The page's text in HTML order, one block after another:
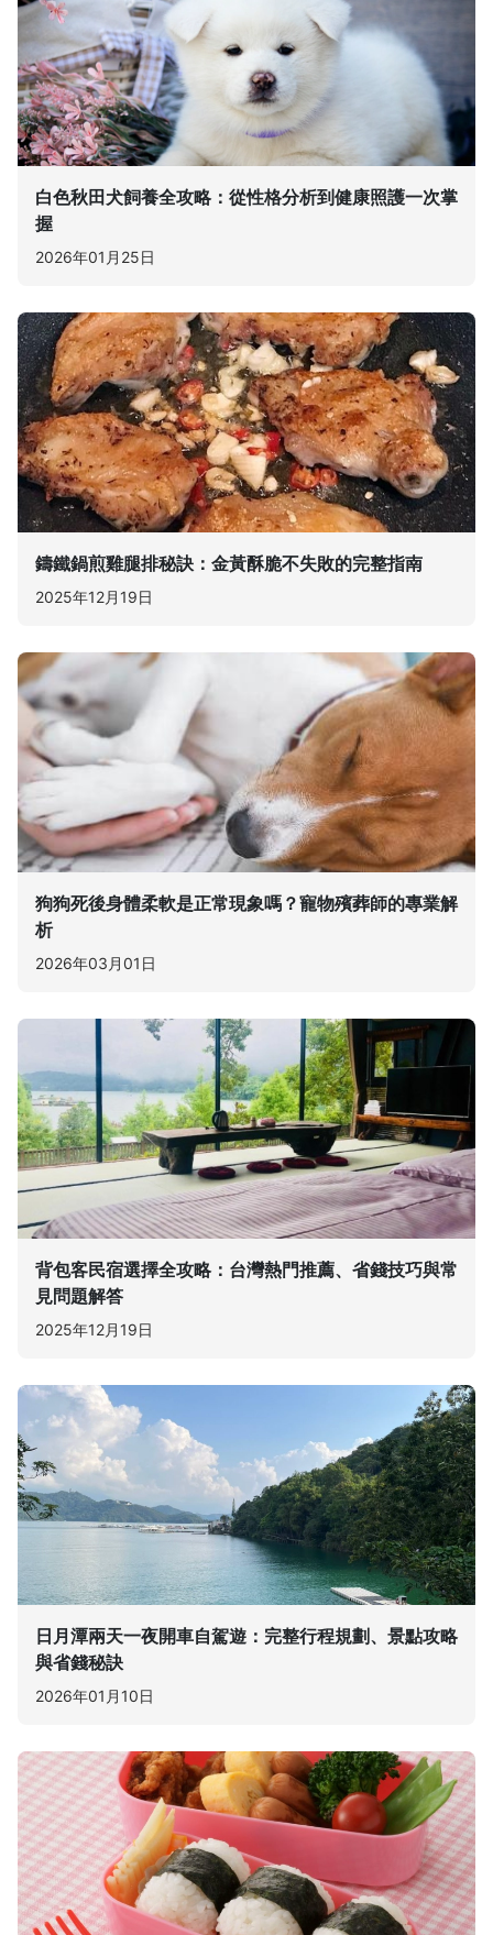
白色秋田犬飼養全攻略：從性格分析到健康照護一次掌
握
2026年01月25日
鑄鐵鍋煎雞腿排秘訣：金黃酥脆不失敗的完整指南
2025年12月19日
狗狗死後身體柔軟是正常現象嗎？寵物殯葬師的專業解
析
2026年03月01日
背包客民宿選擇全攻略：台灣熱門推薦、省錢技巧與常
見問題解答
2025年12月19日
日月潭兩天一夜開車自駕遊：完整行程規劃、景點攻略
與省錢秘訣
2026年01月10日